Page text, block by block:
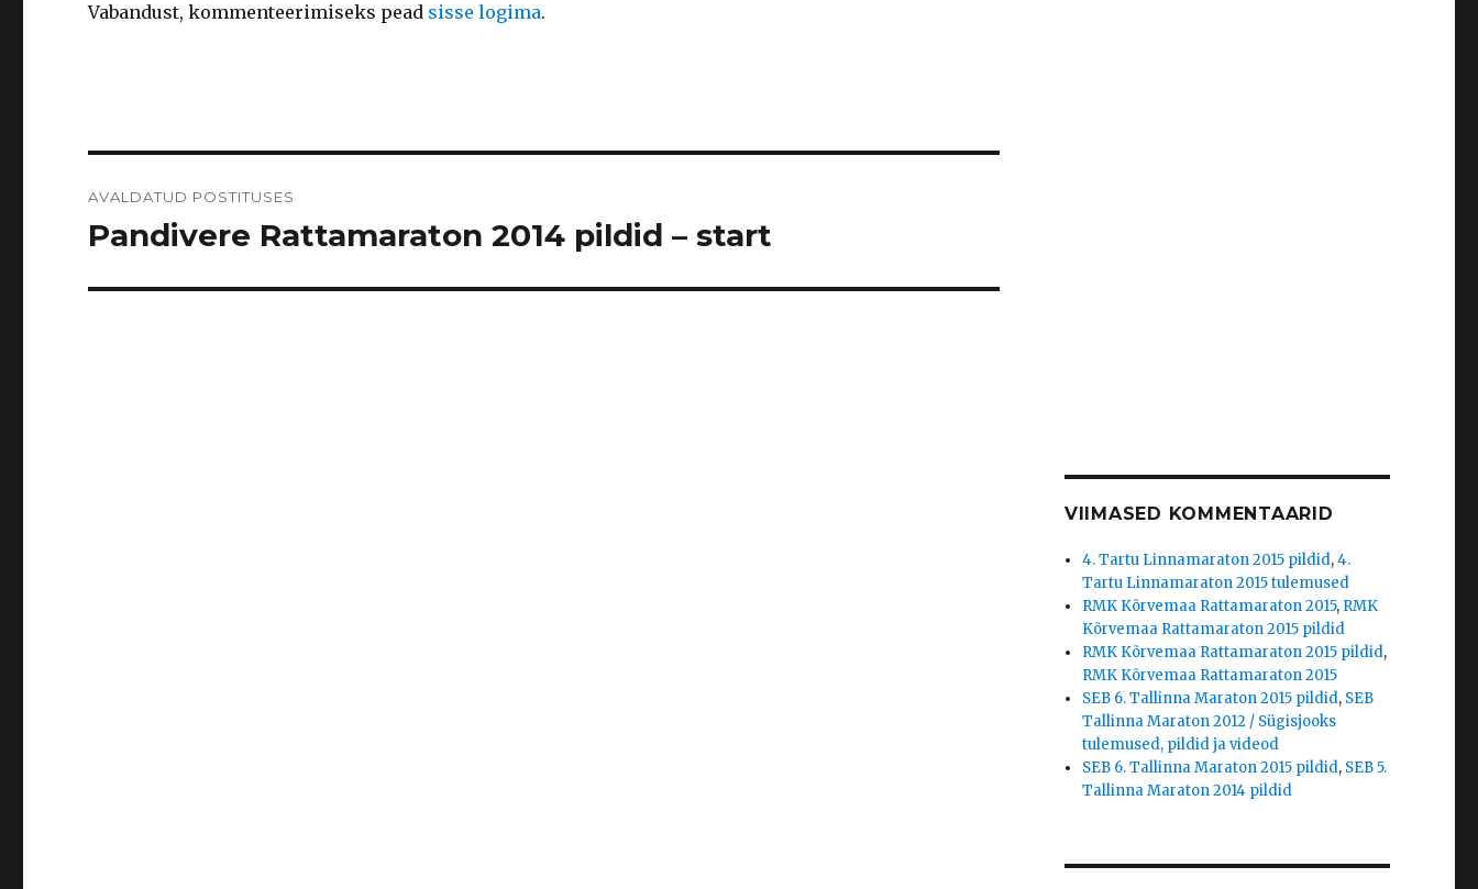
Vabandust, kommenteerimiseks pead sisse logima.
AVALDATUD POSTITUSES
Pandivere Rattamaraton 2014 pildid – start
VIIMASED KOMMENTAARID
4. Tartu Linnamaraton 2015 pildid,4.
Tartu Linnamaraton 2015 tulemused
RMK Kõrvemaa Rattamaraton 2015, RMK
Kõrvemaa Rattamaraton 2015 pildid
RMK Kõrvemaa Rattamaraton 2015 pildid,
RMK Kõrvemaa Rattamaraton 2015
SEB 6. Tallinna Maraton 2015 pildid, SEB
Tallinna Maraton 2012 / Sügisjooks
tulemused, pildid ja videod
SEB 6. Tallinna Maraton 2015 pildid, SEB 5.
Tallinna Maraton 2014 pildid